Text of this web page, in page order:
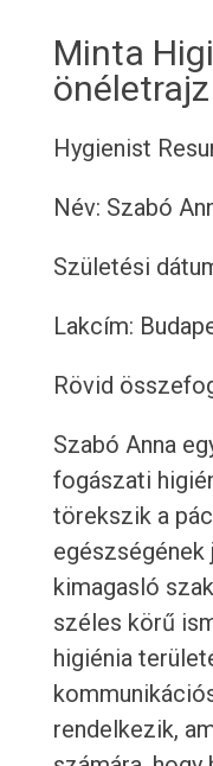
Minta
Hygienist
Név: Szabó
Születési
Lakcím:
Rövid
Szabó Anna
fogászati
törekszik a
egészségének
kimagasló
széles körű
higiénia
rendelkezik,